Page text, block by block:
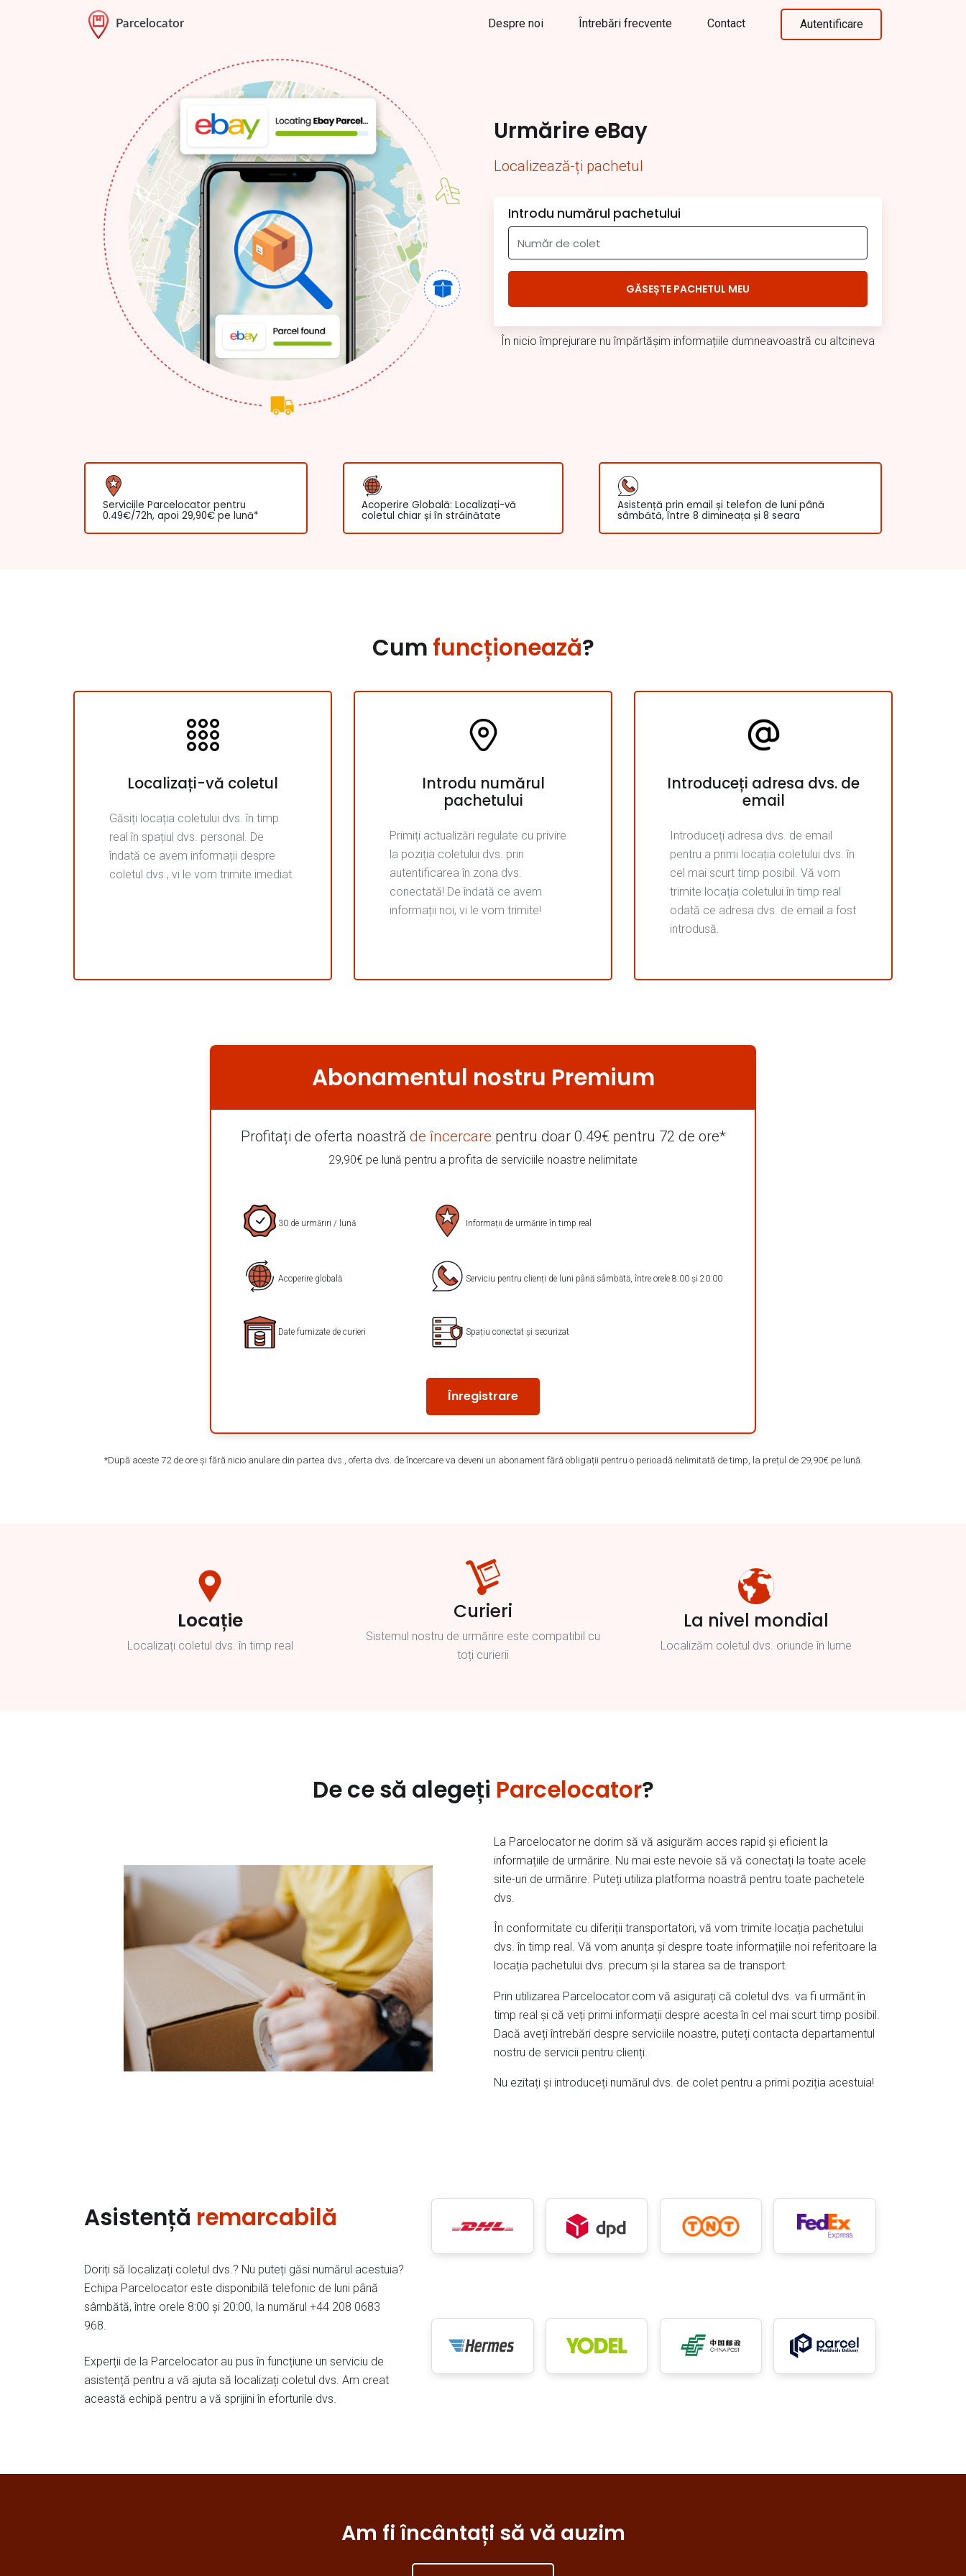
Parcelocator Despre noi Întrebări frecvente Contact Autentificare
Urmărire eBay
Localizează-ți pachetul
Introdu numărul pachetului
GĂSEȘTE PACHETUL MEU
În nicio împrejurare nu împărtășim informațiile dumneavoastră cu altcineva
Serviciile Parcelocator pentru
0.49€/72h, apoi 29,90€ pe lună*
Acoperire Globală: Localizați-vă
coletul chiar și în străinătate
Asistență prin email și telefon de luni până
sâmbătă, între 8 dimineața și 8 seara
Cum funcționează?
Localizați-vă coletul
Găsiți locația coletului dvs. în timp
real în spațiul dvs. personal. De
îndată ce avem informații despre
coletul dvs., vi le vom trimite imediat.
Introdu numărul
pachetului
Primiți actualizări regulate cu privire
la poziția coletului dvs. prin
autentificarea în zona dvs.
conectată! De îndată ce avem
informații noi, vi le vom trimite!
Introduceți adresa dvs. de
email
Introduceți adresa dvs. de email
pentru a primi locația coletului dvs. în
cel mai scurt timp posibil. Vă vom
trimite locația coletului în timp real
odată ce adresa dvs. de email a fost
introdusă.
Abonamentul nostru Premium
Profitați de oferta noastră de încercare pentru doar 0.49€ pentru 72 de ore*
29,90€ pe lună pentru a profita de serviciile noastre nelimitate
30 de urmăriri / lună
Acoperire globală
Date furnizate de curieri
Informații de urmărire în timp real
Serviciu pentru clienți de luni până sâmbătă, între orele 8:00 și 20:00
Spațiu conectat și securizat
Înregistrare
*După aceste 72 de ore și fără nicio anulare din partea dvs., oferta dvs. de încercare va deveni un abonament fără obligații pentru o perioadă nelimitată de timp, la prețul de 29,90€ pe lună.
Locație
Localizați coletul dvs. în timp real
Curieri
Sistemul nostru de urmărire este compatibil cu
toți curierii
La nivel mondial
Localizăm coletul dvs. oriunde în lume
De ce să alegeți Parcelocator?
La Parcelocator ne dorim să vă asigurăm acces rapid și eficient la
informațiile de urmărire. Nu mai este nevoie să vă conectați la toate acele
site-uri de urmărire. Puteți utiliza platforma noastră pentru toate pachetele
dvs.
În conformitate cu diferiții transportatori, vă vom trimite locația pachetului
dvs. în timp real. Vă vom anunța și despre toate informațiile noi referitoare la
locația pachetului dvs. precum și la starea sa de transport.
Prin utilizarea Parcelocator.com vă asigurați că coletul dvs. va fi urmărit în
timp real și că veți primi informații despre acesta în cel mai scurt timp posibil.
Dacă aveți întrebări despre serviciile noastre, puteți contacta departamentul
nostru de servicii pentru clienți.
Nu ezitați și introduceți numărul dvs. de colet pentru a primi poziția acestuia!
Asistență remarcabilă
Doriți să localizați coletul dvs.? Nu puteți găsi numărul acestuia?
Echipa Parcelocator este disponibilă telefonic de luni până
sâmbătă, între orele 8:00 și 20:00, la numărul +44 208 0683
968.
Experții de la Parcelocator au pus în funcțiune un serviciu de
asistență pentru a vă ajuta să localizați coletul dvs. Am creat
această echipă pentru a vă sprijini în eforturile dvs.
Am fi încântați să vă auzim